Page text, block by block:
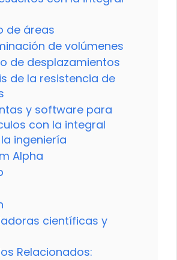
de áreas
de volúmenes
de desplazamientos
de la resistencia de
y software para
con la integral
ingeniería
Alpha
científicas y
Relacionados: